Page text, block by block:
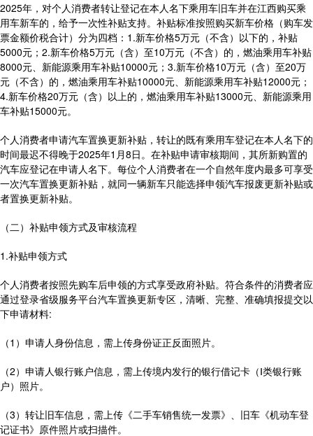
2025年，对个人消费者转让登记在本人名下乘用车旧车并在江西购买乘
用车新车的，给予一次性补贴支持。补贴标准按照购买新车价格（购车发
票金额价税合计）分为四档：1.新车价格5万元（不含）以下的，补贴
5000元；2.新车价格5万元（含）至10万元（不含）的，燃油乘用车补贴
8000元、新能源乘用车补贴10000元；3.新车价格10万元（含）至20万
元（不含）的，燃油乘用车补贴10000元、新能源乘用车补贴12000元；
4.新车价格20万元（含）以上的，燃油乘用车补贴13000元、新能源乘用
车补贴15000元。
个人消费者申请汽车置换更新补贴，转让的既有乘用车登记在本人名下的
时间最迟不得晚于2025年1月8日。在补贴申请审核期间，其所新购置的
汽车应登记在申请人名下。每位个人消费者在一个自然年度内最多可享受
一次汽车置换更新补贴，就同一辆新车只能选择申领汽车报废更新补贴或
者置换更新补贴。
（二）补贴申领方式及审核流程
1.补贴申领方式
个人消费者按照先购车后申领的方式享受政府补贴。符合条件的消费者应
通过登录省级服务平台汽车置换更新专区，清晰、完整、准确填报提交以
下申请材料:
（1）申请人身份信息，需上传身份证正反面照片。
（2）申请人银行账户信息，需上传境内发行的银行借记卡（Ⅰ类银行账
户）照片。
（3）转让旧车信息，需上传《二手车销售统一发票》、旧车《机动车登
记证书》原件照片或扫描件。